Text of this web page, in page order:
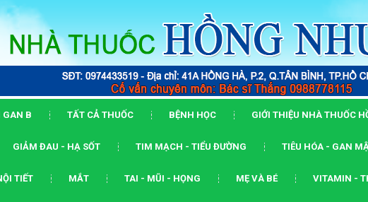
GAN B TẤT CẢ THUỐC BỆNH HỌC GIỚI THIỆU NHÀ THUỐC
GIẢM ĐAU - HẠ SỐT TIM MẠCH - TIỂU ĐƯỜNG TIÊU HÓA - GAN
TIẾT MẮT TAI - MŨI - HỌNG MẸ VÀ BÉ VITAMIN -